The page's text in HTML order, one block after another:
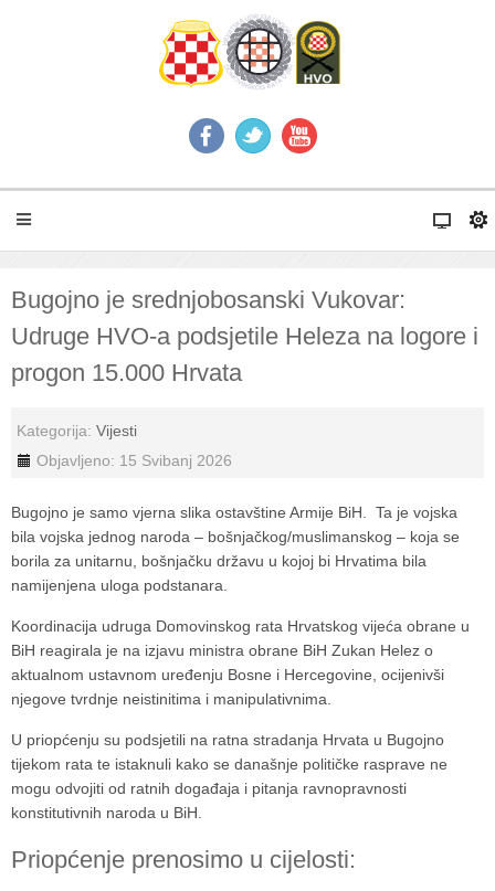
Bugojno je srednjobosanski Vukovar:
Udruge HVO-a podsjetile Heleza na logore i
progon 15.000 Hrvata
Kategorija: Vijesti
Objavljeno: 15 Svibanj 2026
Bugojno je samo vjerna slika ostavštine Armije BiH. Ta je vojska
bila vojska jednog naroda – bošnjačkog/muslimanskog – koja se
borila za unitarnu, bošnjačku državu u kojoj bi Hrvatima bila
namijenjena uloga podstanara.
Koordinacija udruga Domovinskog rata Hrvatskog vijeća obrane u
BiH reagirala je na izjavu ministra obrane BiH Zukan Helez o
aktualnom ustavnom uređenju Bosne i Hercegovine , ocijenivši
njegove tvrdnje neistinitima i manipulativnima.
U priopćenju su podsjetili na ratna stradanja Hrvata u Bugojno
tijekom rata te istaknuli kako se današnje političke rasprave ne
mogu odvojiti od ratnih događaja i pitanja ravnopravnosti
konstitutivnih naroda u BiH.
Priopćenje prenosimo u cijelosti: